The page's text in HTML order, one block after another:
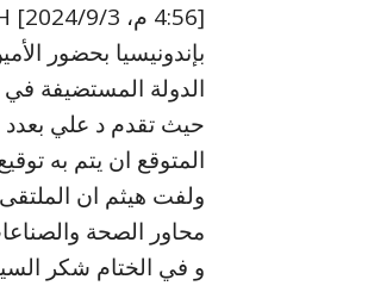
بإندونيسيا بحضور
الدولة المستضيفة في
حيث تقدم د علي بعدد
المتوقع ان يتم به
ولفت هيثم ان
محاور الصحة
و في الختام شكر